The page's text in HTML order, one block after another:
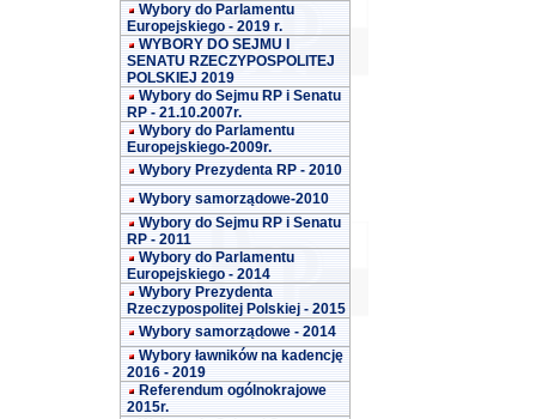
Wybory do Parlamentu
Europejskiego - 2019 r.
WYBORY DO SEJMU I
SENATU RZECZYPOSPOLITEJ
POLSKIEJ 2019
Wybory do Sejmu RP i Senatu
RP - 21.10.2007r.
Wybory do Parlamentu
Europejskiego-2009r.
Wybory Prezydenta RP - 2010
Wybory samorządowe-2010
Wybory do Sejmu RP i Senatu
RP - 2011
Wybory do Parlamentu
Europejskiego - 2014
Wybory Prezydenta
Rzeczypospolitej Polskiej - 2015
Wybory samorządowe - 2014
Wybory ławników na kadencję
2016 - 2019
Referendum ogólnokrajowe
2015r.